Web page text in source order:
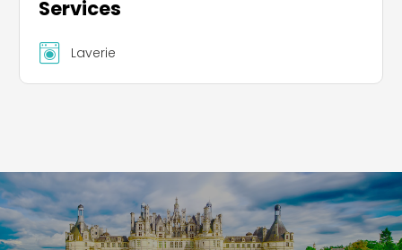
Services
Laverie